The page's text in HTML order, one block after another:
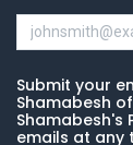
Submit your
Shamabesh
Shamabesh's
emails at any